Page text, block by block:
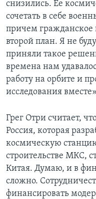
снизились. Ее
сочетать в себе
причем гражданское
второй план. Я не
приняли такое
времена нам
работу на орбите и
исследования
Грег Отри считает,
Россия, которая
космическую
строительстве МКС,
Китая. Думаю, и в
сложно.
финансировать